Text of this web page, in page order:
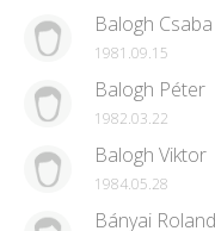
Balogh Csaba
1981.09.15
Balogh Péter
1982.03.22
Balogh Viktor
1984.05.28
Bányai